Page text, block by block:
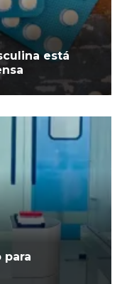
está
para